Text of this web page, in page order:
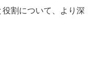
割について、より深